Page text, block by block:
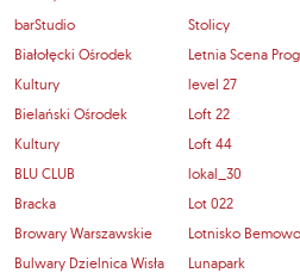
barStudio
Białołęcki Ośrodek
Kultury
Bielański Ośrodek
Kultury
BLU CLUB
Bracka
Browary Warszawskie
Bulwary Dzielnica Wisła
Stolicy
Letnia Scena
level 27
Loft 22
Loft 44
lokal_30
Lot 022
Lotnisko Bemowo
Lunapark